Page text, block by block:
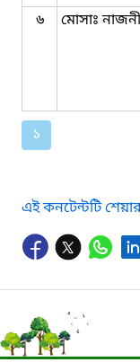
৬ মোসাঃ
১
এই কনটেন্টটি